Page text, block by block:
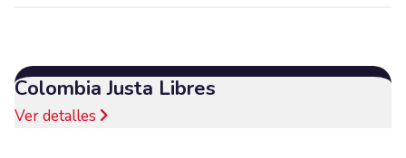
Colombia Justa Libres
Ver detalles